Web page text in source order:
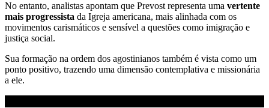
No entanto, analistas apontam que Prevost representa uma vertente
mais progressista da Igreja americana, mais alinhada com os
movimentos carismáticos e sensível a questões como imigração e
justiça social.
Sua formação na ordem dos agostinianos também é vista como um
ponto positivo, trazendo uma dimensão contemplativa e missionária
a ele.